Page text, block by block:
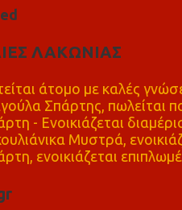
ed
ΛΑΚΩΝΙΑΣ
άτομο με καλές
Σπάρτης, πωλείται
- Ενοικιάζεται
Μυστρά,
ενοικιάζεται